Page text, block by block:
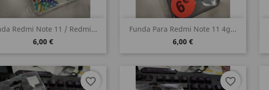
Redmi Note 11 / Redmi...
6,00 €
Vista rápida
Funda Para Redmi Note 11 4g...
6,00 €
Vista rápida
favorite_border favorite_border